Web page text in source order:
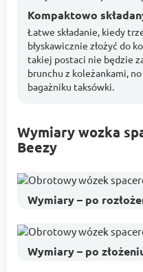
Kompaktowo
Łatwe składanie, kiedy
błyskawicznie złożyć do
takiej postaci nie będzie
brunchu z koleżankami,
bagażniku taksówki.
Wymiary wozka
Beezy
Wymiary – po
Wymiary – po